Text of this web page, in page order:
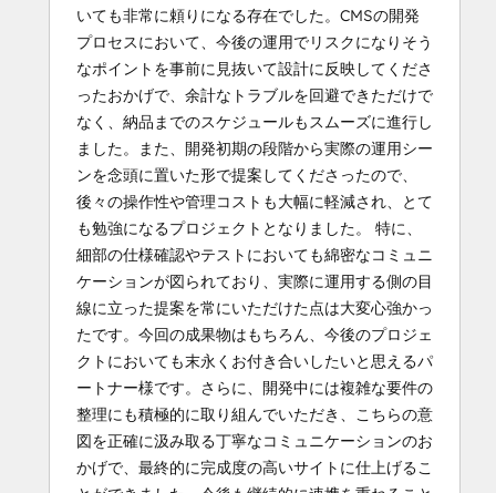
いても非常に頼りになる存在でした。CMSの開発
プロセスにおいて、今後の運用でリスクになりそう
なポイントを事前に見抜いて設計に反映してくださ
ったおかげで、余計なトラブルを回避できただけで
なく、納品までのスケジュールもスムーズに進行し
ました。また、開発初期の段階から実際の運用シー
ンを念頭に置いた形で提案してくださったので、
後々の操作性や管理コストも大幅に軽減され、とて
も勉強になるプロジェクトとなりました。 特に、
細部の仕様確認やテストにおいても綿密なコミュニ
ケーションが図られており、実際に運用する側の目
線に立った提案を常にいただけた点は大変心強かっ
たです。今回の成果物はもちろん、今後のプロジェ
クトにおいても末永くお付き合いしたいと思えるパ
ートナー様です。さらに、開発中には複雑な要件の
整理にも積極的に取り組んでいただき、こちらの意
図を正確に汲み取る丁寧なコミュニケーションのお
かげで、最終的に完成度の高いサイトに仕上げるこ